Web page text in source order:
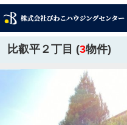
比叡平２丁目 (3物件)